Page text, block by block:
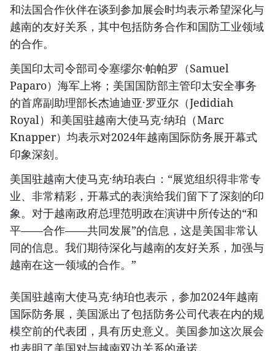
和法国合作伙伴在谈到参加展会时均表示希望深化与
越南的友好关系，其中包括防务合作和国防工业领域
的合作。
美国印太司令部司令塞缪尔·帕帕罗（Samuel
Paparo）海军上将；美国国防部主管印太安全事务
的首席副助理部长杰迪迪亚·罗亚尔（Jedidiah
Royal）和美国驻越南大使马克·纳珀（Marc
Knapper）均表示对2024年越南国际防务展开幕式
印象深刻。
美国驻越南大使马克·纳珀表白：“展览组织得非常专
业、非常精彩，开幕式的表演给我们留下了深刻的印
象。对于越南政府总理范明政在演讲中所传达的“和
平——合作——共同发展”的信息，这是美国非常认
同的信息。我们期待深化与越南的友好关系，加强与
越南在这一领域的合作。”
美国驻越南大使马克·纳珀也表示，参加2024年越南
国际防务展，美国派出了包括防务公司代表在内的规
模空前的代表团，具有历史意义。美国参加这次展会
也表明了美国对与越南双边关系的承诺。